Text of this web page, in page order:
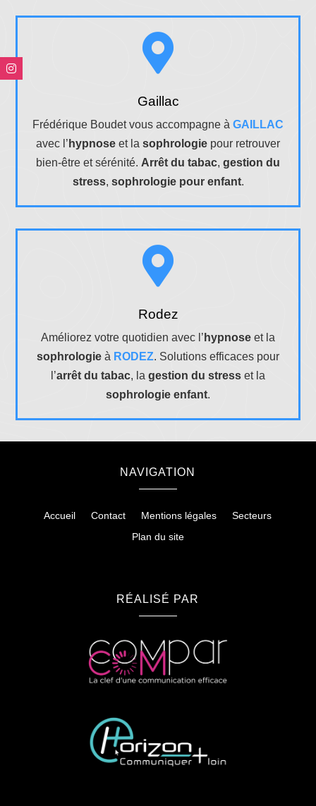

Gaillac
Frédérique Boudet vous accompagne à GAILLAC
avec l’ hypnose et la sophrologie pour retrouver
bien-être et sérénité. Arrêt du tabac, gestion du
stress, sophrologie pour enfant.

Rodez
Améliorez votre quotidien avec l’ hypnose et la
sophrologie à RODEZ. Solutions efficaces pour
l’arrêt du tabac, la gestion du stress et la
sophrologie enfant.
NAVIGATION
Accueil Contact Mentions légales
Secteurs
Plan du site
RÉALISÉ PAR